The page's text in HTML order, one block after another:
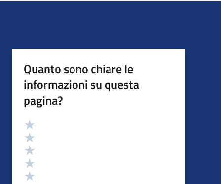
Quanto sono chiare le
informazioni su questa
pagina?
Valutazione